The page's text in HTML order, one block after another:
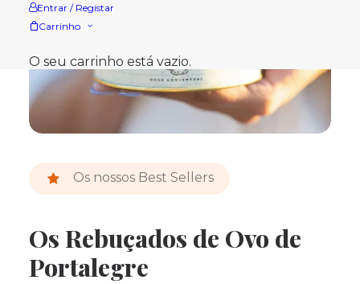
Entrar / Registar
Carrinho
O seu carrinho está vazio.
Os nossos Best Sellers
Os Rebuçados de Ovo de
Portalegre